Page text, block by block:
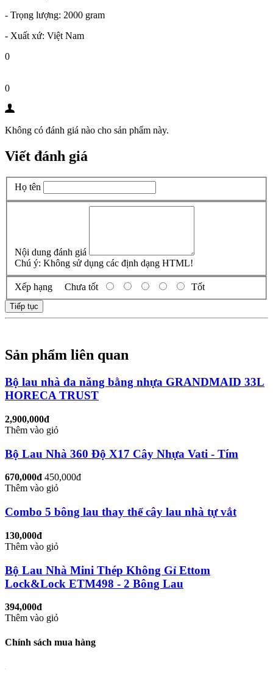
- Trọng lượng: 2000 gram
- Xuất xứ: Việt Nam
0
0
Không có đánh giá nào cho sản phẩm này.
Viết đánh giá
Họ tên
Nội dung đánh giá
Chú ý: Không sử dụng các định dạng HTML!
Xếp hạng Chưa tốt Tốt
Tiếp tục
Sản phẩm liên quan
Bộ lau nhà đa năng bằng nhựa GRANDMAID 33L
HORECA TRUST
2,900,000đ
Thêm vào giỏ
Bộ Lau Nhà 360 Độ X17 Cây Nhựa Vati - Tím
670,000đ 450,000đ
Thêm vào giỏ
Combo 5 bông lau thay thế cây lau nhà tự vắt
130,000đ
Thêm vào giỏ
Bộ Lau Nhà Mini Thép Không Gỉ Ettom
Lock&Lock ETM498 - 2 Bông Lau
394,000đ
Thêm vào giỏ
Chính sách mua hàng